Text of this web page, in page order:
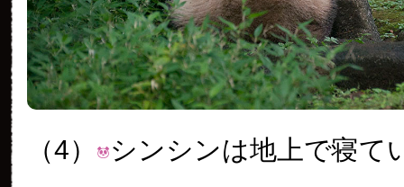
（4） シンシンは地上で寝て